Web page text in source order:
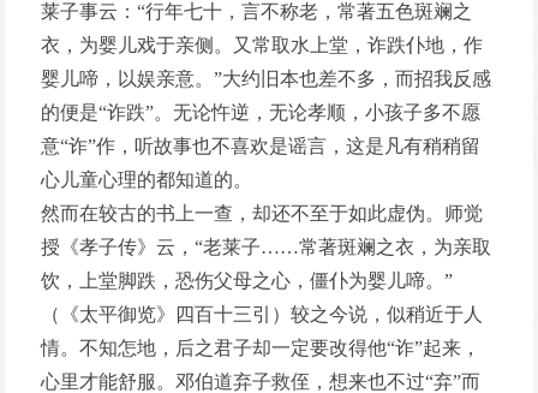
莱子事云：“行年七十，言不称老，常著五色斑斓之
衣，为婴儿戏于亲侧。又常取水上堂，诈跌仆地，作
婴儿啼，以娱亲意。”大约旧本也差不多，而招我反感
的便是“诈跌”。无论忤逆，无论孝顺，小孩子多不愿
意“诈”作，听故事也不喜欢是谣言，这是凡有稍稍留
心儿童心理的都知道的。
然而在较古的书上一查，却还不至于如此虚伪。师觉
授《孝子传》云，“老莱子……常著斑斓之衣，为亲取
饮，上堂脚跌，恐伤父母之心，僵仆为婴儿啼。”
（《太平御览》四百十三引）较之今说，似稍近于人
情。不知怎地，后之君子却一定要改得他“诈”起来，
心里才能舒服。邓伯道弃子救侄，想来也不过“弃”而